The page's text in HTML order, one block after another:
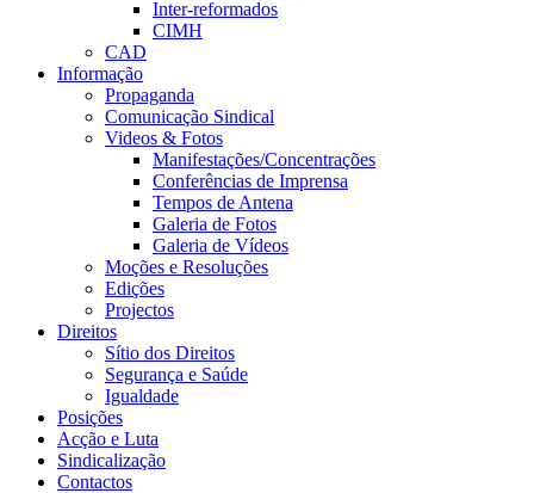
Inter-reformados
CIMH
CAD
Informação
Propaganda
Comunicação Sindical
Videos & Fotos
Manifestações/Concentrações
Conferências de Imprensa
Tempos de Antena
Galeria de Fotos
Galeria de Vídeos
Moções e Resoluções
Edições
Projectos
Direitos
Sítio dos Direitos
Segurança e Saúde
Igualdade
Posições
Acção e Luta
Sindicalização
Contactos